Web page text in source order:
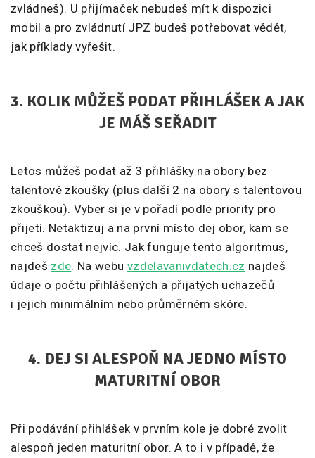
zvládneš). U přijímaček nebudeš mít k dispozici
mobil a pro zvládnutí JPZ budeš potřebovat vědět,
jak příklady vyřešit.
3. KOLIK MŮŽEŠ PODAT PŘIHLÁŠEK A JAK
JE MÁŠ SEŘADIT
Letos můžeš podat až 3 přihlášky na obory bez
talentové zkoušky (plus další 2 na obory s talentovou
zkouškou). Vyber si je v pořadí podle priority pro
přijetí. Netaktizuj a na první místo dej obor, kam se
chceš dostat nejvíc. Jak funguje tento algoritmus,
najdeš zde. Na webu vzdelavanivdatech.cz najdeš
údaje o počtu přihlášených a přijatých uchazečů
i jejich minimálním nebo průměrném skóre.
4. DEJ SI ALESPOŇ NA JEDNO MÍSTO
MATURITNÍ OBOR
Při podávání přihlášek v prvním kole je dobré zvolit
alespoň jeden maturitní obor. A to i v případě, že